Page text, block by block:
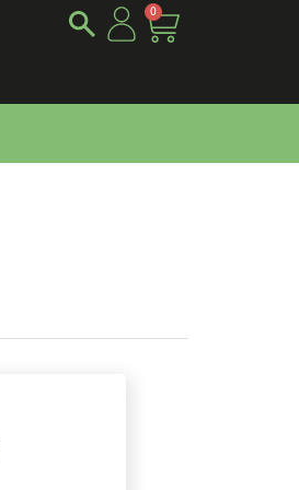
0